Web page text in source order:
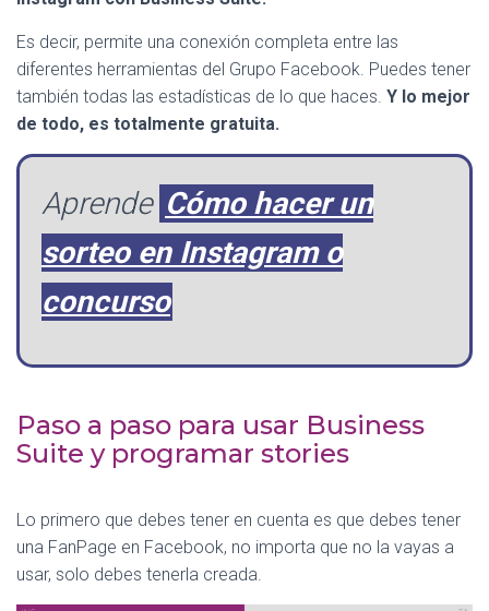
Es decir, permite una conexión completa entre las
diferentes herramientas del Grupo Facebook. Puedes tener
también todas las estadísticas de lo que haces. Y lo mejor
de todo, es totalmente gratuita.
Aprende Cómo hacer un
sorteo en Instagram o
concurso
Paso a paso para usar Business
Suite y programar stories
Lo primero que debes tener en cuenta es que debes tener
una FanPage en Facebook, no importa que no la vayas a
usar, solo debes tenerla creada.